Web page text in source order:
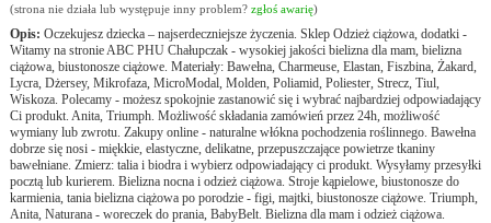
(strona nie działa lub występuje inny problem? zgłoś awarię)
Opis: Oczekujesz dziecka – najserdeczniejsze życzenia. Sklep Odzież ciążowa, dodatki -
Witamy na stronie ABC PHU Chałupczak - wysokiej jakości bielizna dla mam, bielizna
ciążowa, biustonosze ciążowe. Materiały: Bawełna, Charmeuse, Elastan, Fiszbina, Żakard,
Lycra, Dżersey, Mikrofaza, MicroModal, Molden, Poliamid, Poliester, Strecz, Tiul,
Wiskoza. Polecamy - możesz spokojnie zastanowić się i wybrać najbardziej odpowiadający
Ci produkt. Anita, Triumph. Możliwość składania zamówień przez 24h, możliwość
wymiany lub zwrotu. Zakupy online - naturalne włókna pochodzenia roślinnego. Bawełna
dobrze się nosi - miękkie, elastyczne, delikatne, przepuszczające powietrze tkaniny
bawełniane. Zmierz: talia i biodra i wybierz odpowiadający ci produkt. Wysyłamy przesyłki
pocztą lub kurierem. Bielizna nocna i odzież ciążowa. Stroje kąpielowe, biustonosze do
karmienia, tania bielizna ciążowa po porodzie - figi, majtki, biustonosze ciążowe. Triumph,
Anita, Naturana - woreczek do prania, BabyBelt. Bielizna dla mam i odzież ciążowa.